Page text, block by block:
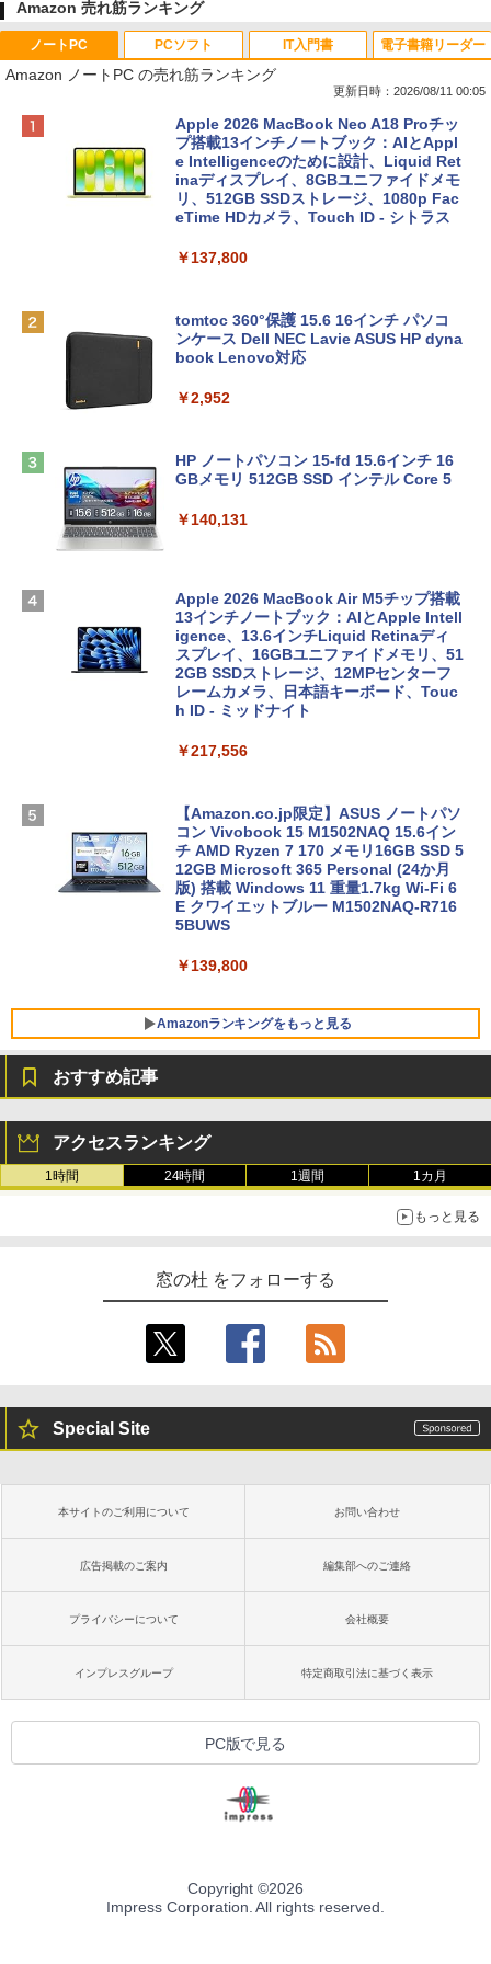
Amazon 売れ筋ランキング
ノートPC
Amazon ノートPC の売れ筋ランキング
更新日時：2026/08/11 00:05
Apple 2026 MacBook Neo A18 Proチッ
プ搭載13インチノートブック：AIとAppl
e Intelligenceのために設計、Liquid Ret
inaディスプレイ、8GBユニファイドメモ
リ、512GB SSDストレージ、1080p Fac
eTime HDカメラ、Touch ID - シトラス
￥137,800
tomtoc 360°保護 15.6 16インチ パソコ
ンケース Dell NEC Lavie ASUS HP dyna
book Lenovo対応
￥2,952
HP ノートパソコン 15-fd 15.6インチ 16
GBメモリ 512GB SSD インテル Core 5
￥140,131
Apple 2026 MacBook Air M5チップ搭載
13インチノートブック：AIとApple Intell
igence、13.6インチLiquid Retinaディ
スプレイ、16GBユニファイドメモリ、51
2GB SSDストレージ、12MPセンターフ
レームカメラ、日本語キーボード、Touc
h ID - ミッドナイト
￥217,556
【Amazon.co.jp限定】ASUS ノートパソ
コン Vivobook 15 M1502NAQ 15.6イン
チ AMD Ryzen 7 170 メモリ16GB SSD 5
12GB Microsoft 365 Personal (24か月
版) 搭載 Windows 11 重量1.7kg Wi-Fi 6
E クワイエットブルー M1502NAQ-R716
5BUWS
￥139,800
Amazonランキングをもっと見る
PCソフト
定バーチャルアイテムを含む】 【オンラ
インゲームコード】 ロブロックス | オン
ラインコード版
Robloxギフトカード - 2,000 Robux 【限
定バーチャルアイテムを含む】 【オンラ
ラインコード版
￥3,200
Robloxギフトカード - 1000 Robux 【限
定バーチャルアイテムを含む】 【オンラ
ラインコード版
Microsoft Office Home & Business 202
ows11、10/mac対応|PC2台
ト): Java & Bedrock Edition | オンライ
ンコード版
￥3,600
IT入門書
￥1,766
bデザイン入門講座［第2版］
非エンジニア 初心者 素人 でも安心 使い
方 マニュアル AI副業にもコンテンツ作成
にもKindle出版にも！ 非エンジニアのた
￥99
AIイラスト表現辞典: 思い通りの絵を引き
￥480
ードウェア・市販ソフトウェアのパーフ
ェクトリストと最新エミュレータ紹介
電子書籍リーダー
ション (32GB) 7インチディスプレイ、明
るさ自動調整、色調調節ライト、12週間
持続バッテリー、広告なし、メタリック
ブラック
Amazon Kindle Paperwhite (16GB) 7イ
週間持続バッテリー、広告なし、ブラッ
Amazon Kindle Colorsoft | 16GBストレ
イ、色調調節ライト、最大8週間持続バッ
テリー、広告無し、ブラック (2025年発
New Amazon Kindle Scribe Colorsoft |
11インチカラーディスプレイ、64GBスト
レージ、ノート機能搭載、明るさ自動調
整、色調調節ライト、プレミアムペン付
き、グラファイト
￥115,980
XTEINK X3 電子書籍リーダー 3.7インチ
E-Ink搭載 58g軽量 カードサイズ 16GB内
￥12,900
おすすめ記事
アクセスランキング
1時間 24時間 1週間 1カ月
もっと見る
窓の杜 をフォローする
Special Site
本サイトのご利用について お問い合わせ
広告掲載のご案内 編集部へのご連絡
プライバシーについて 会社概要
インプレスグループ 特定商取引法に基づく表示
PC版で見る
Copyright ©2026
Impress Corporation. All rights reserved.